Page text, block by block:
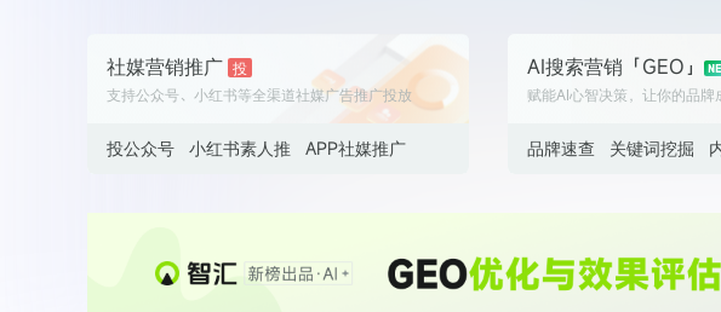
2026NEWRANK 新榜指数 历届新榜大会 新榜
英魂回家 683.8
笑笑姐👑
韩佳龙 691.6
英魂回家 683.8
笑笑姐👑 738.1
韩佳龙 691.6
社媒营销推广 投
支持公众号、小红书等全渠道社媒广告推广投放
投公众号 小红书素人推 APP社媒推广
AI搜索营销「GEO」
赋能AI心智决策，让你的品牌
品牌速查 关键词挖掘